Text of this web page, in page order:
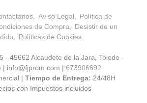
Aviso Legal
Política de
de Compra
Desistir de un
Políticas de Cookies
- 45662 Alcaudete de la Jara, Toledo -
| info@fjprom.com | 673906692
| Tiempo de Entrega: 24/48H
con Impuestos incluidos